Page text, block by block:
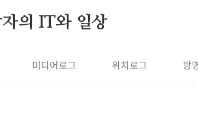
의 IT와 일상
미디어로그 위치로그 방